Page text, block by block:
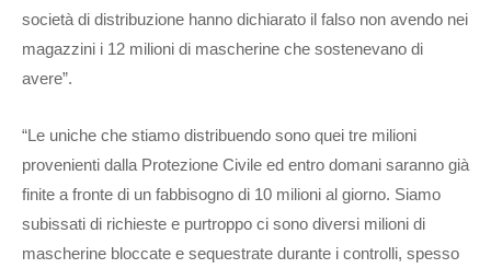
società di distribuzione hanno dichiarato il falso non avendo nei
magazzini i 12 milioni di mascherine che sostenevano di
avere”.
“Le uniche che stiamo distribuendo sono quei tre milioni
provenienti dalla Protezione Civile ed entro domani saranno già
finite a fronte di un fabbisogno di 10 milioni al giorno. Siamo
subissati di richieste e purtroppo ci sono diversi milioni di
mascherine bloccate e sequestrate durante i controlli, spesso